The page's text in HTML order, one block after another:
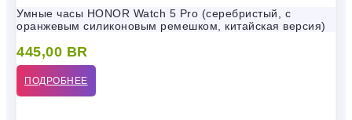
Умные часы HONOR Watch 5 Pro (серебристый, с
оранжевым силиконовым ремешком, китайская версия)
445,00 BR
ПОДРОБНЕЕ